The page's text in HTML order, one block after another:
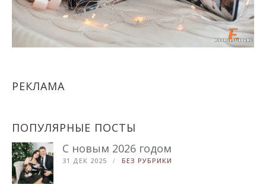
РЕКЛАМА
ПОПУЛЯРНЫЕ ПОСТЫ
С новым 2026 годом
31 ДЕК 2025 БЕЗ РУБРИКИ